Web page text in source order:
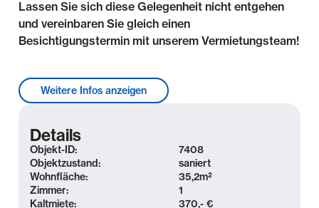
Lassen Sie sich diese Gelegenheit nicht entgehen
und vereinbaren Sie gleich einen
Besichtigungstermin mit unserem Vermietungsteam!
Lage & Umgebung
Stadtteil, der sich ca. 3 km westlich des Leipziger
Stadtzentrums befindet.
Die Metamorphose vom Industriestandort des 19.
Jahrhunderts zum angesagten Wohn- und
Weitere Infos anzeigen
Details
Objekt-ID:
7408
Objektzustand:
saniert
Wohnfläche:
35,2m²
Zimmer:
1
Kaltmiete:
370,- €